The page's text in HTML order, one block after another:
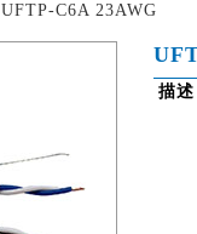
UFTP-C6A 23AWG
描